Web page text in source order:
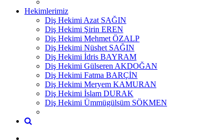
Hekimlerimiz
Diş Hekimi Azat SAĞIN
Diş Hekimi Şirin EREN
Diş Hekimi Mehmet ÖZALP
Diş Hekimi Nüshet SAĞIN
Diş Hekimi İdris BAYRAM
Diş Hekimi Gülseren AKDOĞAN
Diş Hekimi Fatma BARÇİN
Diş Hekimi Meryem KAMURAN
Diş Hekimi İslam DURAK
Diş Hekimi Ümmügülsüm SÖKMEN